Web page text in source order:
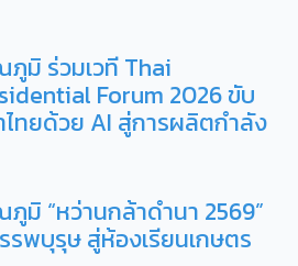
มิ ร่วมเวที Thai
Forum 2026 ขับ
ทยด้วย AI สู่การผลิตกำลัง
มิ “หว่านกล้าดำนา 2569”
พบุรุษ สู่ห้องเรียนเกษตร